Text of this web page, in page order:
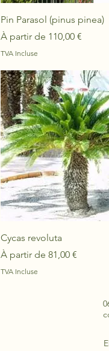
Pin Parasol (pinus pinea)
À partir de 110,00 €
Prix promotionnel
TVA Incluse
Cycas revoluta
À partir de 81,00 €
Prix promotionnel
TVA Incluse